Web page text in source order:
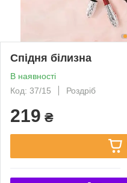
Спідня білизна
В наявності
Код: 37/15
Роздріб
219 ₴